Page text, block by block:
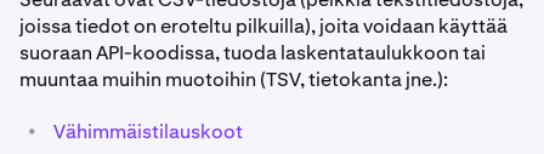
joissa tiedot on eroteltu pilkuilla), joita voidaan käyttää
suoraan API-koodissa, tuoda laskentataulukkoon tai
muuntaa muihin muotoihin (TSV, tietokanta jne.):
• Vähimmäistilauskoot